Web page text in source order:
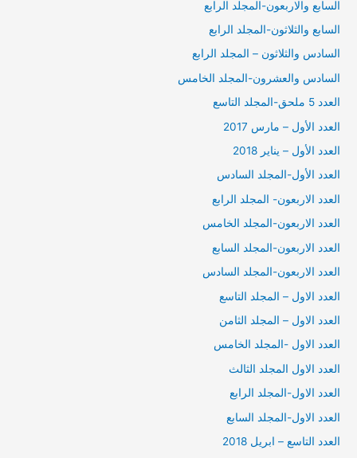
السابع والاربعون-المجلد الرابع
السابع والثلاثون-المجلد الرابع
السادس والثلاثون – المجلد الرابع
السادس والعشرون-المجلد الخامس
العدد 5 ملحق-المجلد التاسع
العدد الأول – مارس 2017
العدد الأول – يناير 2018
العدد الأول-المجلد السادس
العدد الاربعون- المجلد الرابع
العدد الاربعون-المجلد الخامس
العدد الاربعون-المجلد السابع
العدد الاربعون-المجلد السادس
العدد الاول – المجلد التاسع
العدد الاول – المجلد الثامن
العدد الاول -المجلد الخامس
العدد الاول المجلد الثالث
العدد الاول-المجلد الرابع
العدد الاول-المجلد السابع
العدد التاسع – ابريل 2018